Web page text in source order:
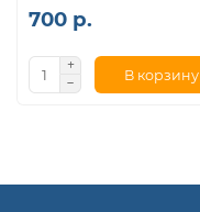
700 р.
В корзину